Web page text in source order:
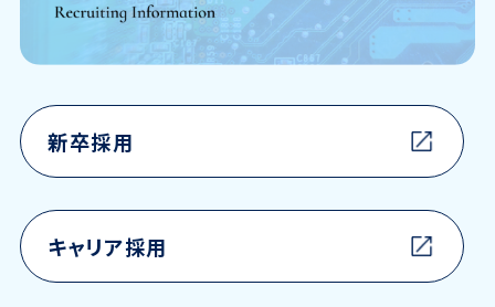
新卒採用
キャリア採用